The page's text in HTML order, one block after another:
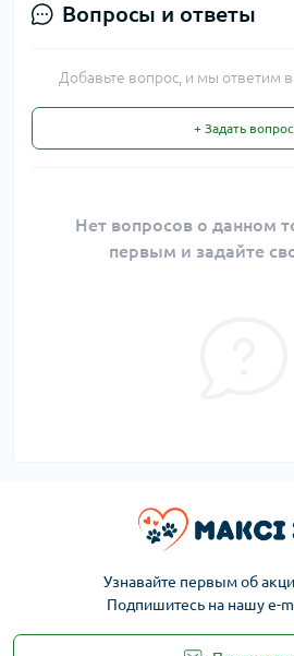
Вопросы и ответы
Добавьте вопрос, и мы ответим
+ Задать вопрос
Нет вопросов о данном
первым и задайте
Узнавайте первым об
Подпишитесь на нашу e-